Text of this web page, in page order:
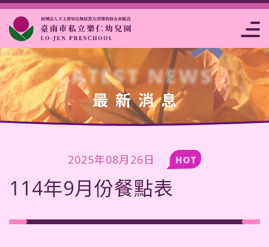
析
賞
注意事
項
報名
表
事
LATEST NEWS
最新消息
2025年08月26日
114年9月份餐點表